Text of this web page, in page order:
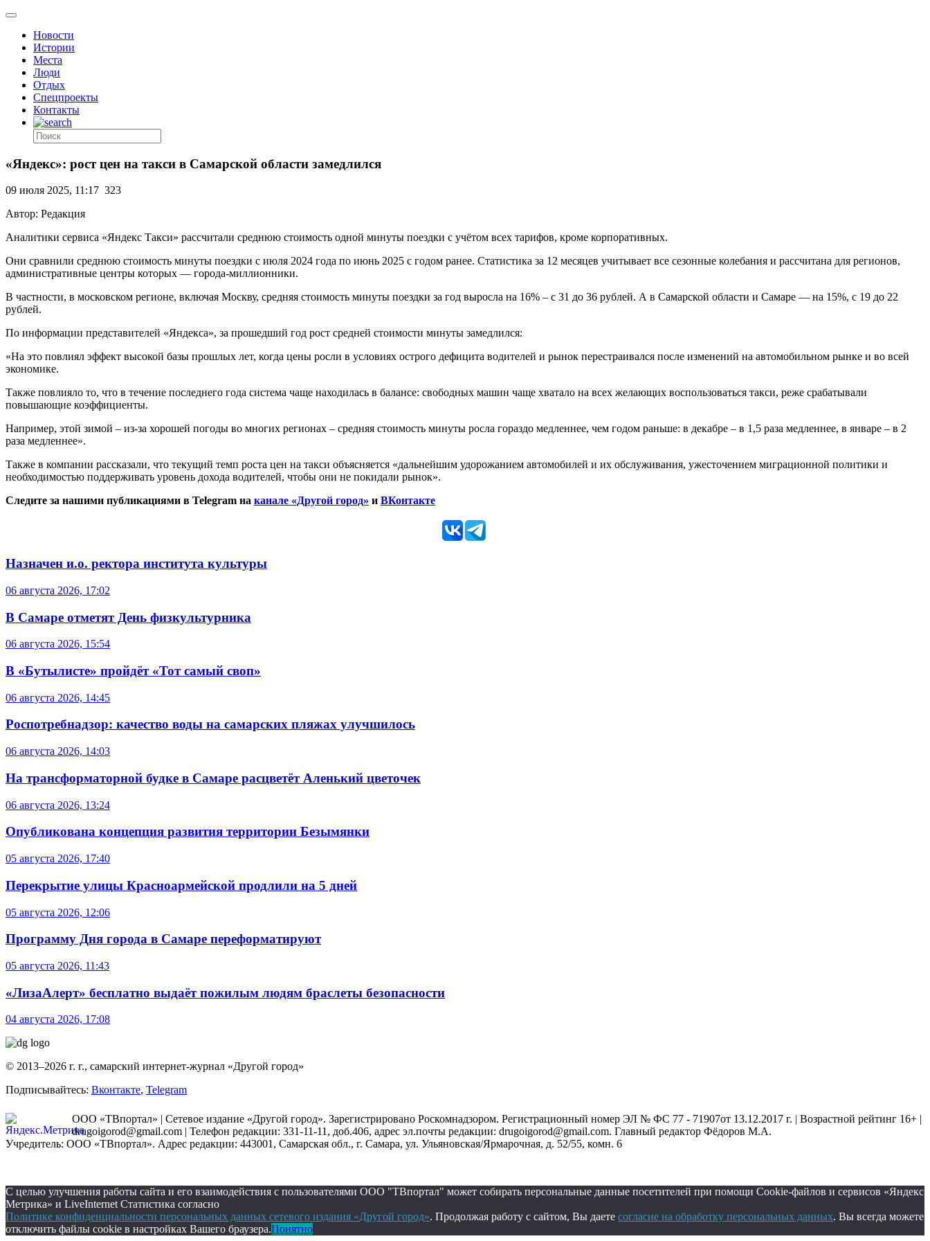
Новости
Истории
Места
Люди
Отдых
Спецпроекты
Контакты
«Яндекс»: рост цен на такси в Самарской области замедлился
09 июля 2025, 11:17 323
Автор: Редакция
Аналитики сервиса «Яндекс Такси» рассчитали среднюю стоимость одной минуты поездки с учётом всех тарифов, кроме корпоративных.
Они сравнили среднюю стоимость минуты поездки с июля 2024 года по июнь 2025 с годом ранее. Статистика за 12 месяцев учитывает все сезонные колебания и рассчитана для регионов,
административные центры которых — города-миллионники.
В частности, в московском регионе, включая Москву, средняя стоимость минуты поездки за год выросла на 16% – с 31 до 36 рублей. А в Самарской области и Самаре — на 15%, с 19 до 22
рублей.
По информации представителей «Яндекса», за прошедший год рост средней стоимости минуты замедлился:
«На это повлиял эффект высокой базы прошлых лет, когда цены росли в условиях острого дефицита водителей и рынок перестраивался после изменений на автомобильном рынке и во всей
экономике.
Также повлияло то, что в течение последнего года система чаще находилась в балансе: свободных машин чаще хватало на всех желающих воспользоваться такси, реже срабатывали
повышающие коэффициенты.
Например, этой зимой – из-за хорошей погоды во многих регионах – средняя стоимость минуты росла гораздо медленнее, чем годом раньше: в декабре – в 1,5 раза медленнее, в январе – в 2
раза медленнее».
Также в компании рассказали, что текущий темп роста цен на такси объясняется «дальнейшим удорожанием автомобилей и их обслуживания, ужесточением миграционной политики и
необходимостью поддерживать уровень дохода водителей, чтобы они не покидали рынок».
Следите за нашими публикациями в Telegram на канале «Другой город» и ВКонтакте
Назначен и.о. ректора института культуры
06 августа 2026, 17:02
В Самаре отметят День физкультурника
06 августа 2026, 15:54
В «Бутылисте» пройдёт «Тот самый своп»
06 августа 2026, 14:45
Роспотребнадзор: качество воды на самарских пляжах улучшилось
06 августа 2026, 14:03
На трансформаторной будке в Самаре расцветёт Аленький цветочек
06 августа 2026, 13:24
Опубликована концепция развития территории Безымянки
05 августа 2026, 17:40
Перекрытие улицы Красноармейской продлили на 5 дней
05 августа 2026, 12:06
Программу Дня города в Самаре переформатируют
05 августа 2026, 11:43
«ЛизаАлерт» бесплатно выдаёт пожилым людям браслеты безопасности
04 августа 2026, 17:08
© 2013–2026 г. г., самарский интернет-журнал «Другой город»
Подписывайтесь: Вконтакте, Telegram
ООО «ТВпортал» | Сетевое издание «Другой город». Зарегистрировано Роскомнадзором. Регистрационный номер ЭЛ № ФС 77 - 71907от 13.12.2017 г. | Возрастной рейтинг 16+ |
drugoigorod@gmail.com | Телефон редакции: 331-11-11, доб.406, адрес эл.почты редакции: drugoigorod@gmail.com. Главный редактор Фёдоров М.А.
Учредитель: ООО «ТВпортал». Адрес редакции: 443001, Самарская обл., г. Самара, ул. Ульяновская/Ярмарочная, д. 52/55, комн. 6
С целью улучшения работы сайта и его взаимодействия с пользователями ООО "ТВпортал" может собирать персональные данные посетителей при помощи Cookie-файлов и сервисов «Яндекс
Метрика» и LiveInternet Статистика согласно
Политике конфиденциальности персональных данных сетевого издания «Другой город». Продолжая работу с сайтом, Вы даете согласие на обработку персональных данных. Вы всегда можете
отключить файлы cookie в настройках Вашего браузера.Понятно